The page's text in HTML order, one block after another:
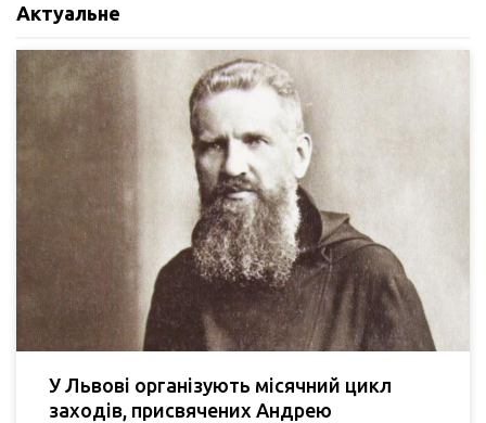
Актуальне
У Львові організують місячний цикл
заходів, присвячених Андрею